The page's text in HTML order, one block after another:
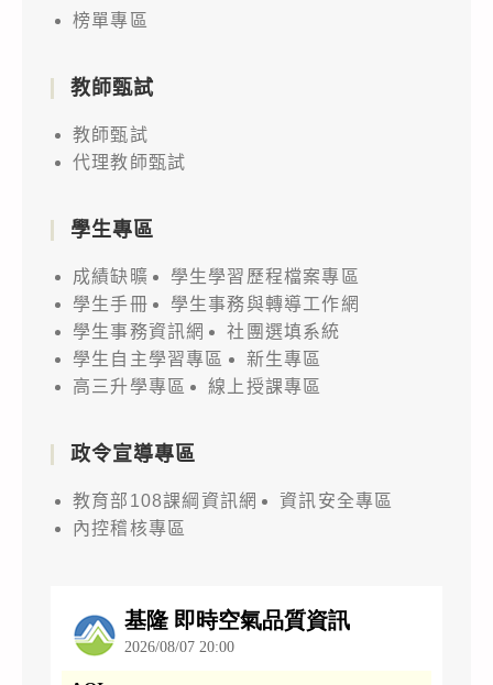
榜單專區
教師甄試
教師甄試
代理教師甄試
學生專區
成績缺曠
學生學習歷程檔案專區
學生手冊
學生事務與轉導工作網
學生事務資訊網
社團選填系統
學生自主學習專區
新生專區
高三升學專區
線上授課專區
政令宣導專區
教育部108課綱資訊網
資訊安全專區
內控稽核專區